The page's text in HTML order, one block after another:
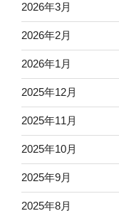
2026年3月
2026年2月
2026年1月
2025年12月
2025年11月
2025年10月
2025年9月
2025年8月